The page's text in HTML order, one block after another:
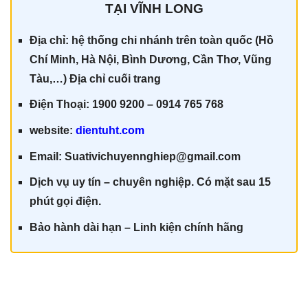
TẠI VĨNH LONG
Địa chỉ: hệ thống chi nhánh trên toàn quốc (Hồ
Chí Minh, Hà Nội, Bình Dương, Cần Thơ, Vũng
Tàu,…) Địa chỉ cuối trang
Điện Thoại: 1900 9200 – 0914 765 768
website: dientuht.com
Email: Suativichuyennghiep@gmail.com
Dịch vụ uy tín – chuyên nghiệp. Có mặt sau 15
phút gọi điện.
Bảo hành dài hạn – Linh kiện chính hãng